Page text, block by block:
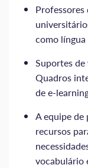
como língua
Suportes
Quadros
de e-
A equipe de
recursos
vocabulário